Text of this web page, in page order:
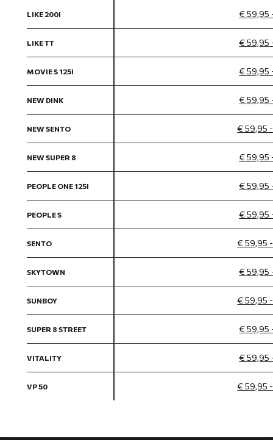
LIKE 200I € 59,95
LIKE TT € 59,95
MOVIE S 125I € 59,95
NEW DINK € 59,95
NEW SENTO € 59,95
NEW SUPER 8 € 59,95
PEOPLE ONE 125I € 59,95
PEOPLE S € 59,95
SENTO € 59,95
SKYTOWN € 59,95
SUNBOY € 59,95
SUPER 8 STREET € 59,95
VITALITY € 59,95
VP 50 € 59,95